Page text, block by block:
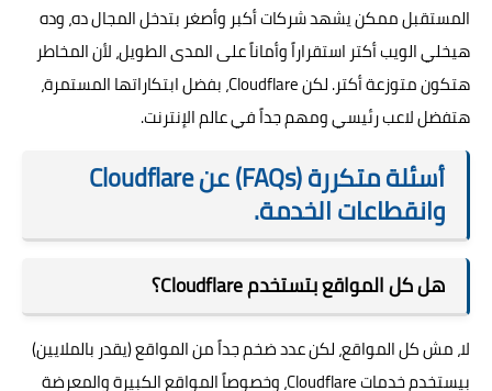
المستقبل ممكن يشهد شركات أكبر وأصغر بتدخل المجال ده، وده
هيخلي الويب أكتر استقراراً وأماناً على المدى الطويل، لأن المخاطر
هتكون متوزعة أكتر. لكن Cloudflare، بفضل ابتكاراتها المستمرة،
هتفضل لاعب رئيسي ومهم جداً في عالم الإنترنت.
أسئلة متكررة (FAQs) عن Cloudflare
وانقطاعات الخدمة.
هل كل المواقع بتستخدم Cloudflare؟
لا، مش كل المواقع، لكن عدد ضخم جداً من المواقع (يقدر بالملايين)
بيستخدم خدمات Cloudflare، وخصوصاً المواقع الكبيرة والمعرضة